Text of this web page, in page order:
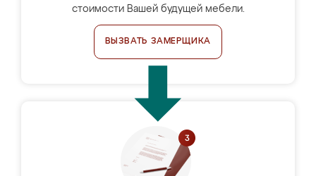
стоимости Вашей будущей мебели.
ВЫЗВАТЬ ЗАМЕРЩИКА